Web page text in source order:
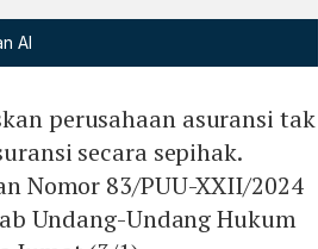
AI
perusahaan asuransi tak
secara sepihak.
Nomor 83/PUU-XXII/2024
Undang-Undang Hukum